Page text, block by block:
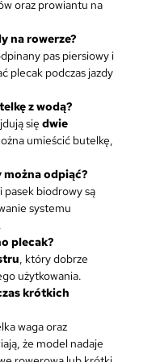
oraz prowiantu na
na rowerze?
pas piersiowy i
plecak podczas jazdy
z wodą?
się dwie
umieścić butelkę,
odpiąć?
pasek biodrowy są
systemu
plecak?
, który dobrze
użytkowania.
krótkich
waga oraz
że model nadaje